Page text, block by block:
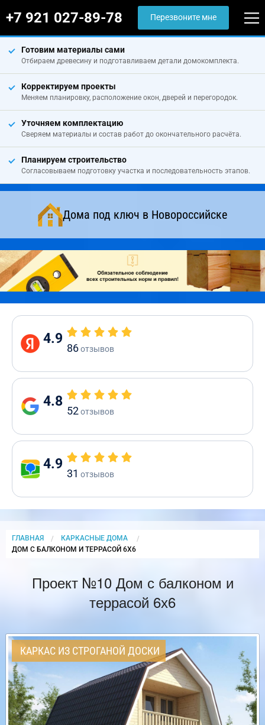
+7 921 027-89-78 Перезвоните мне
Готовим материалы сами
Отбираем древесину и подготавливаем детали домокомплекта.
Корректируем проекты
Меняем планировку, расположение окон, дверей и перегородок.
Уточняем комплектацию
Сверяем материалы и состав работ до окончательного расчёта.
Планируем строительство
Согласовываем подготовку участка и последовательность этапов.
Дома под ключ в Новороссийске
4.9
86отзывов
4.8
52отзывов
4.9
31 отзывов
ГЛАВНАЯ
КАРКАСНЫЕ ДОМА
CURRENT:
ДОМ С БАЛКОНОМ И ТЕРРАСОЙ 6Х6
Проект №10 Дом с балконом и
террасой 6х6
КАРКАС ИЗ СТРОГАНОЙ ДОСКИ